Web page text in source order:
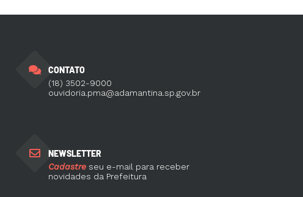
CONTATO
(18) 3502-9000
ouvidoria.pma@adamantina.sp.gov.br
NEWSLETTER
Cadastreseu e-mail para receber
novidades da Prefeitura